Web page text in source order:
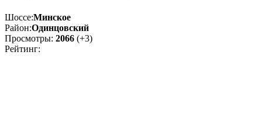
Шоссе:Минское
Район:Одинцовский
Просмотры: 2066 (+3)
Рейтинг: